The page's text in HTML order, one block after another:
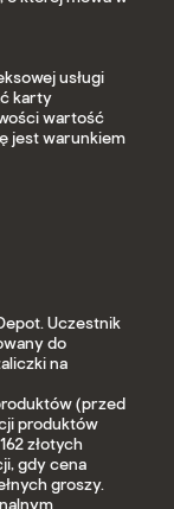
usługi
karty
wartość
jest warunkiem
Uczestnik
do
na
(przed
produktów
złotych
gdy cena
groszy.